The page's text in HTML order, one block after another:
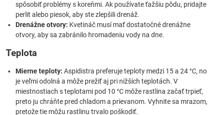
spôsobiť problémy s koreňmi. Ak používate ťažšiu pôdu, pridajte
perlit alebo piesok, aby ste zlepšili drenáž.
Drenážne otvory: Kvetináč musí mať dostatočné drenážne
otvory, aby sa zabránilo hromadeniu vody na dne.
Teplota
Mierne teploty: Aspidistra preferuje teploty medzi 15 a 24 °C, no
je veľmi odolná a môže prežiť aj pri nižších teplotách. V
miestnostiach s teplotami pod 10 °C môže rastlina začať trpieť,
preto ju chráňte pred chladom a prievanom. Vyhnite sa mrazom,
pretože tie môžu rastlinu trvalo poškodiť.